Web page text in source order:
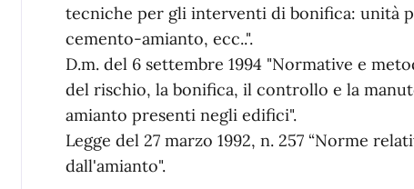
tecniche per gli interventi di bonifica: unità
cemento-amianto, ecc..".
D.m. del 6 settembre 1994 "Normative e
del rischio, la bonifica, il controllo e la
amianto presenti negli edifici".
Legge del 27 marzo 1992, n. 257 “Norme
dall'amianto".